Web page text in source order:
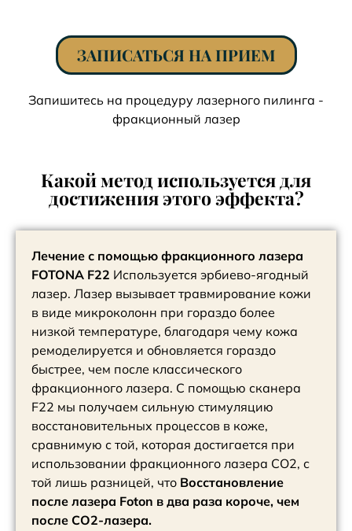
ЗАПИСАТЬСЯ НА ПРИЕМ
Запишитесь на процедуру лазерного пилинга -
фракционный лазер
Какой метод используется для
достижения этого эффекта?
Лечение с помощью фракционного лазера
FOTONA F22 Используется эрбиево-ягодный
лазер. Лазер вызывает травмирование кожи
в виде микроколонн при гораздо более
низкой температуре, благодаря чему кожа
ремоделируется и обновляется гораздо
быстрее, чем после классического
фракционного лазера. С помощью сканера
F22 мы получаем сильную стимуляцию
восстановительных процессов в коже,
сравнимую с той, которая достигается при
использовании фракционного лазера CO2, с
той лишь разницей, что Восстановление
после лазера Foton в два раза короче, чем
после CO2-лазера.